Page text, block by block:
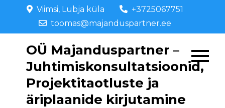
content
Viimsi, Lubja küla
+3725067751
toomas@majanduspartner.ee
OÜ Majanduspartner –
Juhtimiskonsultatsioonid,
Projektitaotluste ja
äriplaanide kirjutamine